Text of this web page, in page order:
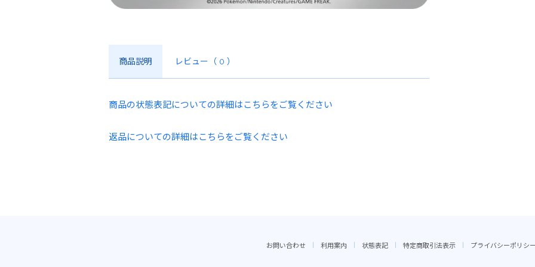
商品説明 レビュー （ 0 ）
商品の状態表記についての詳細はこちらをご覧ください
返品についての詳細はこちらをご覧ください
お問い合わせ 利用案内 状態表記 特定商取引法表示 プライバシーポリシ